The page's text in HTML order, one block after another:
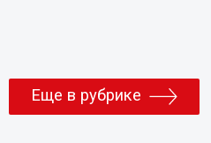
Еще в рубрике